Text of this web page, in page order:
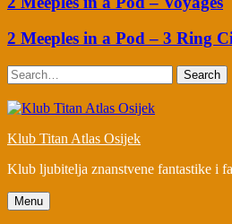
2 Meeples in a Pod – 3 Ring
Search
Klub Titan Atlas Osijek
Klub ljubitelja znanstvene fantastike i
Menu